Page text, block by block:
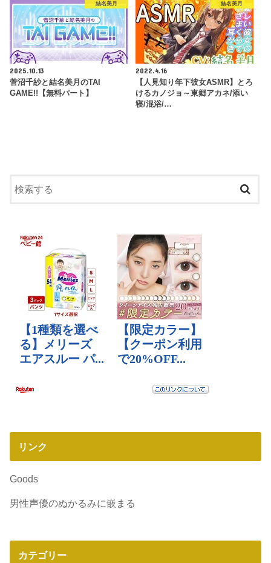
結名美月
2025.10.13
菅沼千紗と結名美月のTAI
GAME!!【無料パート】
結名美月
2022.4.16
【人見知り年下彼女ASMR】とろ
けるカノジョ～東郷アカネ/添い
寝/混浴/…
リンク
Goods
男性声優のぬかるみに嵌まる
カテゴリー